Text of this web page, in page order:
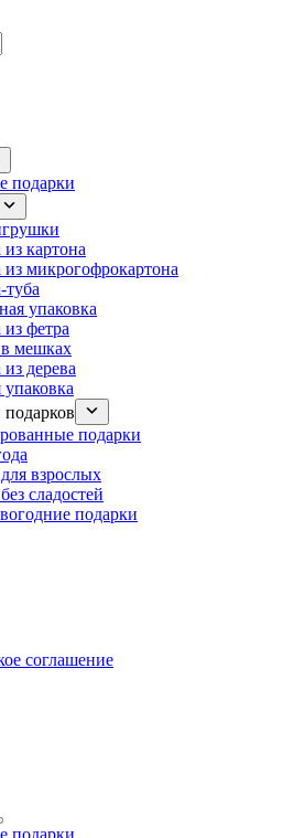
подарки
картона
из микрогофрокартона
туба
упаковка
фетра
мешках
дерева
подарки
взрослых
сладостей
подарки
соглашение
подарки